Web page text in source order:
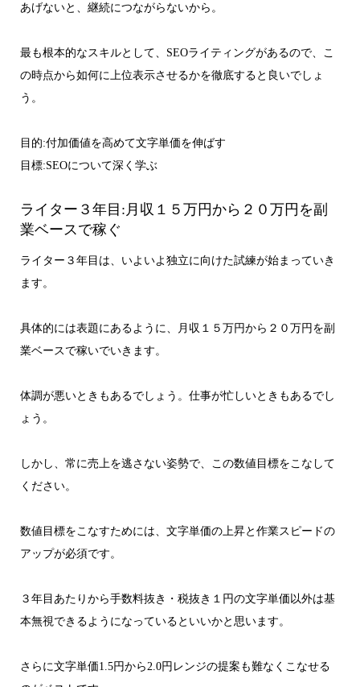
あげないと、継続につながらないから。
最も根本的なスキルとして、SEOライティングがあるので、こ
の時点から如何に上位表示させるかを徹底すると良いでしょ
う。
目的:付加価値を高めて文字単価を伸ばす
目標:SEOについて深く学ぶ
ライター３年目:月収１５万円から２０万円を副
業ベースで稼ぐ
ライター３年目は、いよいよ独立に向けた試練が始まっていき
ます。
具体的には表題にあるように、月収１５万円から２０万円を副
業ベースで稼いでいきます。
体調が悪いときもあるでしょう。仕事が忙しいときもあるでし
ょう。
しかし、常に売上を逃さない姿勢で、この数値目標をこなして
ください。
数値目標をこなすためには、文字単価の上昇と作業スピードの
アップが必須です。
３年目あたりから手数料抜き・税抜き１円の文字単価以外は基
本無視できるようになっているといいかと思います。
さらに文字単価1.5円から2.0円レンジの提案も難なくこなせる